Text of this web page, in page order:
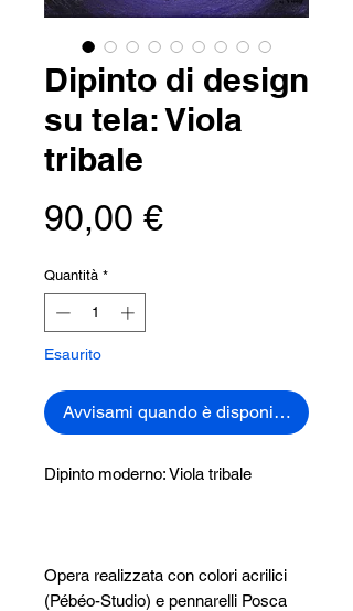
Dipinto di design
su tela: Viola
tribale
90,00 €Prezzo
Quantità *
Esaurito
Avvisami quando è disponibile
Dipinto moderno: Viola tribale
Opera realizzata con colori acrilici
(Pébéo-Studio) e pennarelli Posca